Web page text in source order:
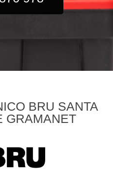
BRU SANTA
GRAMANET